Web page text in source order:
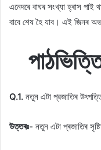
এনেদৰে বাঘৰ সংখ্যা হ্ৰাস পাই
বাবে শেষ হৈ যাব। এই জিনৰ
Q.1. নতুন এটা প্রজাতিৰ
উত্তৰঃ- নতুন এটা প্ৰজাতিৰ